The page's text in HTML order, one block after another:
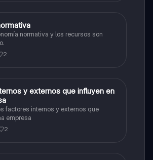
normativa y los recursos son
2
y externos que influyen en
factores internos y externos que
empresa
2